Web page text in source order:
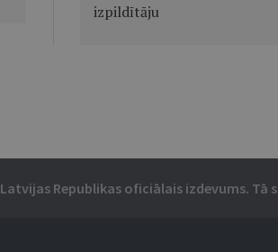
izpildītāju
Latvijas Republikas oficiālais izdevums.